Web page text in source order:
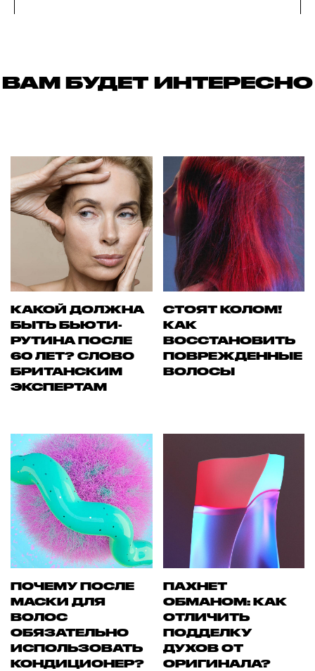
ВАМ БУДЕТ ИНТЕРЕСНО
КАКОЙ ДОЛЖНА
БЫТЬ БЬЮТИ-
РУТИНА ПОСЛЕ
60 ЛЕТ? СЛОВО
БРИТАНСКИМ
ЭКСПЕРТАМ
СТОЯТ КОЛОМ!
КАК
ВОССТАНОВИТЬ
ПОВРЕЖДЕННЫЕ
ВОЛОСЫ
ПОЧЕМУ ПОСЛЕ
МАСКИ ДЛЯ
ВОЛОС
ОБЯЗАТЕЛЬНО
ИСПОЛЬЗОВАТЬ
КОНДИЦИОНЕР?
ПАХНЕТ
ОБМАНОМ: КАК
ОТЛИЧИТЬ
ПОДДЕЛКУ
ДУХОВ ОТ
ОРИГИНАЛА?